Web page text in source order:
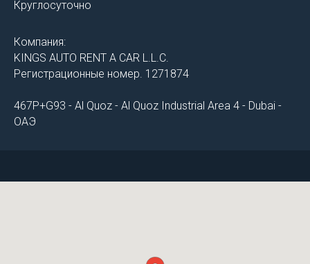
Круглосуточно
Компания:
KINGS AUTO RENT A CAR L.L.C.
Регистрационные номер. 1271874
467P+G93 - Al Quoz - Al Quoz Industrial Area 4 - Dubai -
ОАЭ